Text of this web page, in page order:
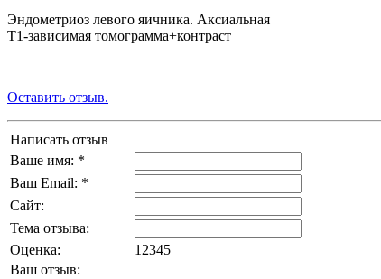
Эндометриоз левого яичника. Аксиальная
Т1-зависимая томограмма+контраст
Оставить отзыв.
Написать отзыв
Ваше имя: *
Ваш Email: *
Сайт:
Тема отзыва:
Оценка:
1 2345
Ваш отзыв: